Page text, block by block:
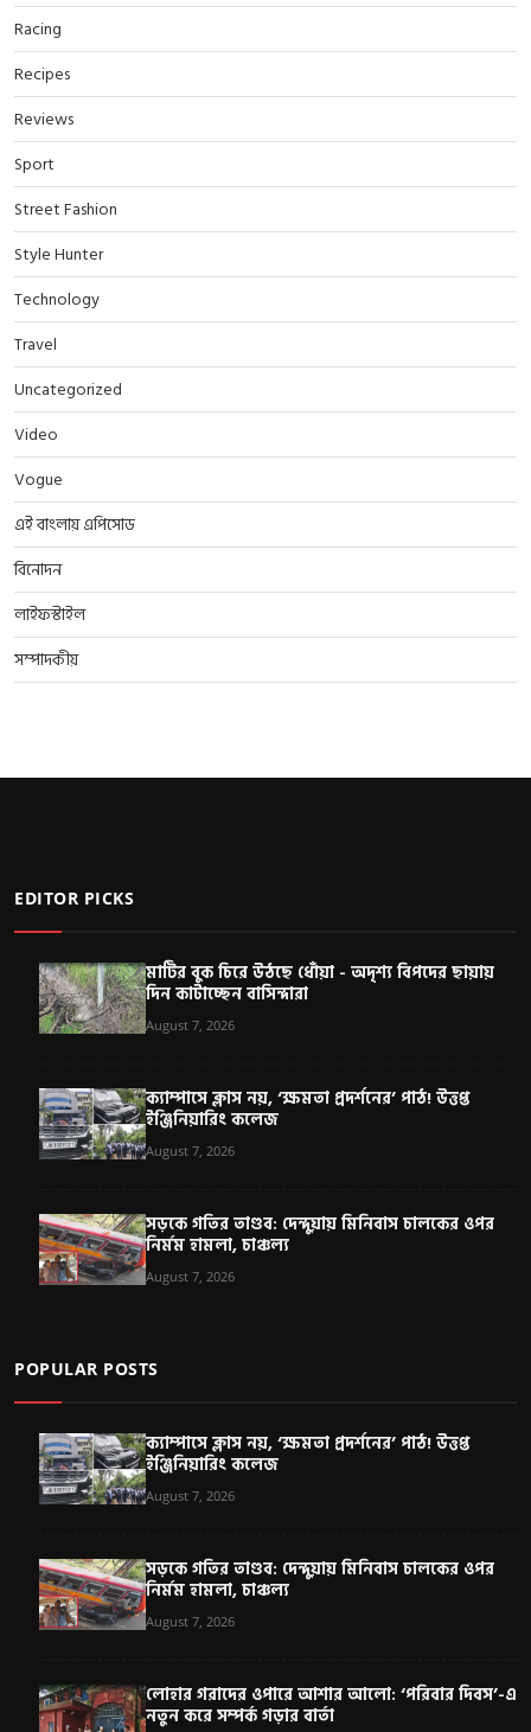
Racing
Recipes
Reviews
Sport
Street Fashion
Style Hunter
Technology
Travel
Uncategorized
Video
Vogue
এই বাংলায় এপিসোড
বিনোদন
লাইফস্টাইল
সম্পাদকীয়
EDITOR PICKS
মাটির বুক চিরে উঠছে ধোঁয়া - অদৃশ্য বিপদের ছায়ায়
দিন কাটাচ্ছেন বাসিন্দারা
August 7, 2026
ক্যাম্পাসে ক্লাস নয়, ‘ক্ষমতা প্রদর্শনের’ পাঠ! উত্তপ্ত
ইঞ্জিনিয়ারিং কলেজ
August 7, 2026
সড়কে গতির তাণ্ডব: দেন্দুয়ায় মিনিবাস চালকের ওপর
নির্মম হামলা, চাঞ্চল্য
August 7, 2026
POPULAR POSTS
ক্যাম্পাসে ক্লাস নয়, ‘ক্ষমতা প্রদর্শনের’ পাঠ! উত্তপ্ত
ইঞ্জিনিয়ারিং কলেজ
August 7, 2026
সড়কে গতির তাণ্ডব: দেন্দুয়ায় মিনিবাস চালকের ওপর
নির্মম হামলা, চাঞ্চল্য
August 7, 2026
লোহার গরাদের ওপারে আশার আলো: ‘পরিবার দিবস’-এ
নতুন করে সম্পর্ক গড়ার বার্তা